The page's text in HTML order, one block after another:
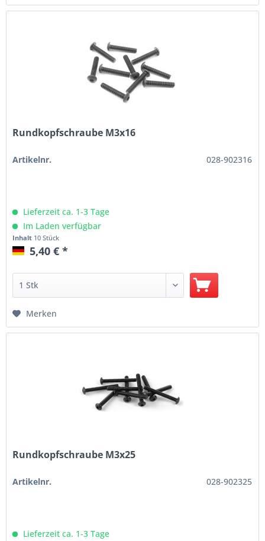
Rundkopfschraube M3x16
Artikelnr. 028-902316
Lieferzeit ca. 1-3 Tage
Im Laden verfügbar
Inhalt 10 Stück
5,40 € *
Merken
Rundkopfschraube M3x25
Artikelnr. 028-902325
Lieferzeit ca. 1-3 Tage